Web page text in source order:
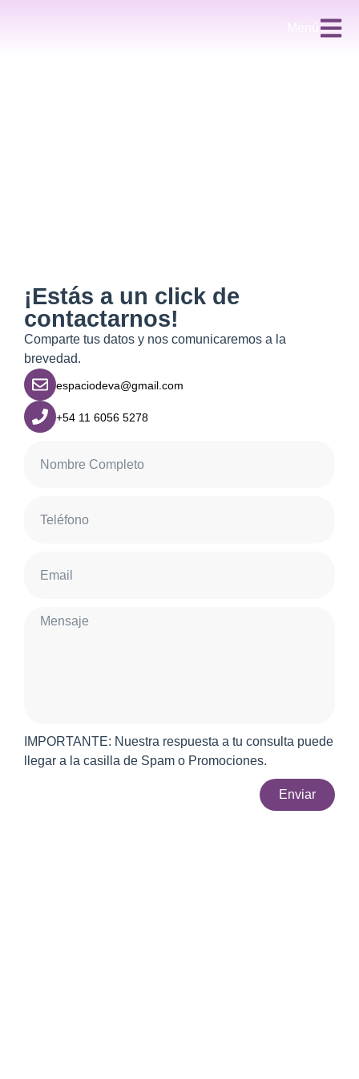
Menú
¡Estás a un click de
contactarnos!
Comparte tus datos y nos comunicaremos a la
brevedad.
espaciodeva@gmail.com
+54 11 6056 5278
IMPORTANTE: Nuestra respuesta a tu consulta puede
llegar a la casilla de Spam o Promociones.
Enviar